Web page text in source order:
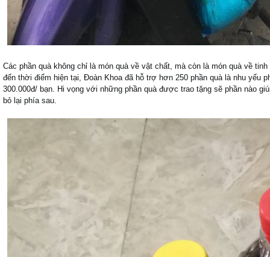
Các phần quà không chỉ là món quà về vật chất, mà còn là món quà về
đến thời điểm hiện tại, Đoàn Khoa đã hỗ trợ hơn 250 phần quà là nhu
300.000đ/ bạn. Hi vọng với những phần quà được trao tặng sẽ phần nào
bỏ lại phía sau.